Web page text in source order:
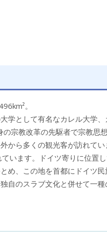
。
学として有名なカレル大学、
宗教改革の先駆者で宗教思
から多くの観光客が訪れてい
います。ドイツ寄りに位置し
め、この地を首都にドイツ
自のスラブ文化と併せて一